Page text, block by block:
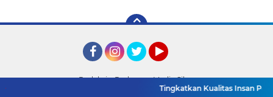
Redaksi
Pedoman Media Siber
Tingkatkan Kualitas Insan Pers,
2026 Detik TV Sumsel